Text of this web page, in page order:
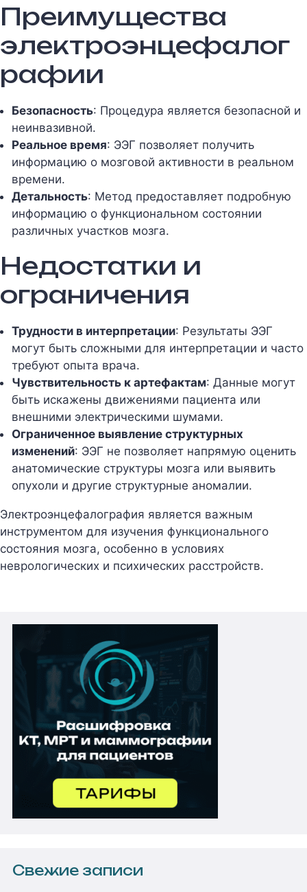
Преимущества
электроэнцефалог
рафии
Безопасность: Процедура является безопасной и
неинвазивной.
Реальное время: ЭЭГ позволяет получить
информацию о мозговой активности в реальном
времени.
Детальность: Метод предоставляет подробную
информацию о функциональном состоянии
различных участков мозга.
Недостатки и
ограничения
Трудности в интерпретации: Результаты ЭЭГ
могут быть сложными для интерпретации и часто
требуют опыта врача.
Чувствительность к артефактам: Данные могут
быть искажены движениями пациента или
внешними электрическими шумами.
Ограниченное выявление структурных
изменений: ЭЭГ не позволяет напрямую оценить
анатомические структуры мозга или выявить
опухоли и другие структурные аномалии.
Электроэнцефалография является важным
инструментом для изучения функционального
состояния мозга, особенно в условиях
неврологических и психических расстройств.
Свежие записи